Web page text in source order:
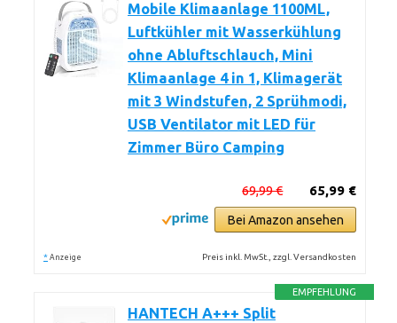
Mobile Klimaanlage 1100ML,
Luftkühler mit Wasserkühlung
ohne Abluftschlauch, Mini
Klimaanlage 4 in 1, Klimagerät
mit 3 Windstufen, 2 Sprühmodi,
USB Ventilator mit LED für
Zimmer Büro Camping
65,99 €
69,99 €
Bei Amazon ansehen
* Anzeige Preis inkl. MwSt., zzgl. Versandkosten
EMPFEHLUNG
HANTECH A+++ Split